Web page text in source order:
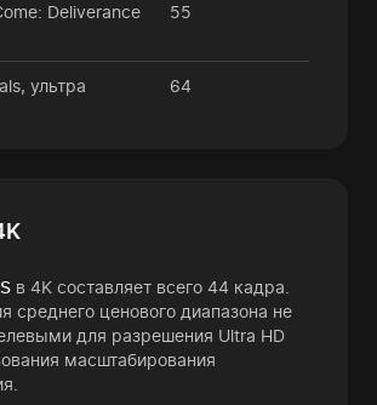
Deliverance
55
ультра 64
в 4K составляет всего 44 кадра.
среднего ценового диапазона не
для разрешения Ultra HD
масштабирования